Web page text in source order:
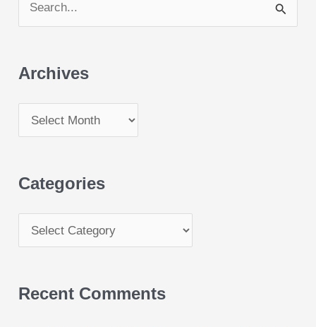
c
o
Archives
Categories
Recent Comments